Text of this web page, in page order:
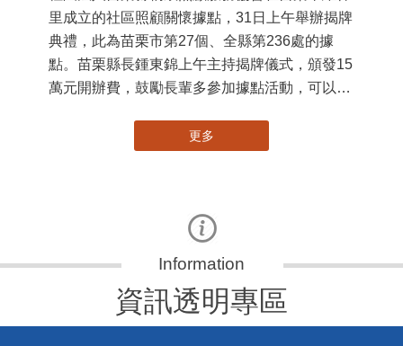
里成立的社區照顧關懷據點，31日上午舉辦揭牌
典禮，此為苗栗市第27個、全縣第236處的據
點。苗栗縣長鍾東錦上午主持揭牌儀式，頒發15
萬元開辦費，鼓勵長輩多參加據點活動，可以更
更多
資訊透明專區